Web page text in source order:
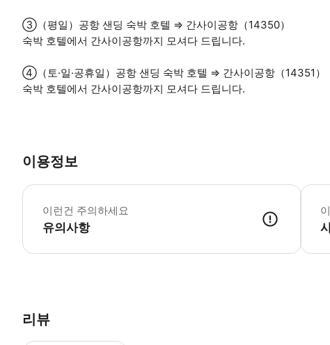
③（평일）공항 샌딩 숙박 호텔 ⇒ 간사이공항（14350）
숙박 호텔에서 간사이공항까지 모셔다 드립니다.
④（토·일·공휴일）공항 샌딩 숙박 호텔 ⇒ 간사이공항（14351）
숙박 호텔에서 간사이공항까지 모셔다 드립니다.
이용정보
이런건 주의하세요
유의사항
공항
리뷰